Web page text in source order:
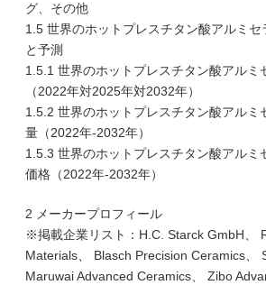
グ、その他
1.5 世界のホットプレスチタン酸アルミ
と予測
1.5.1 世界のホットプレスチタン酸アルミ
（2022年対2025年対2032年）
1.5.2 世界のホットプレスチタン酸アルミ
量（2022年-2032年）
1.5.3 世界のホットプレスチタン酸アルミ
価格（2022年-2032年）
2 メーカープロフィール
※掲載企業リスト：H.C. Starck GmbH、
Materials、 Blasch Precision Ceramics、
Maruwai Advanced Ceramics、 Zibo